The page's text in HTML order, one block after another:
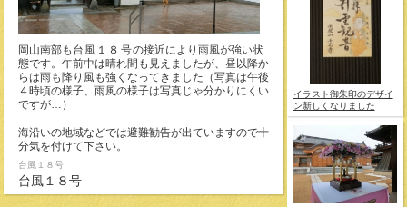
岡山南部も 台風１８号の接近により雨風が強い状
態です。午前中は晴れ間も見えましたが、昼以降か
らは雨も降り風も強くなってきました（写真は午後
４時頃の様子、雨風の様子は写真じゃ分かりにくい
ですが…）
海沿いの地域などでは避難勧告が出ていますので十
分気を付けて下さい。
台風１８号
台風１８号
イラスト御朱印のデザイ
ン新しくなりました